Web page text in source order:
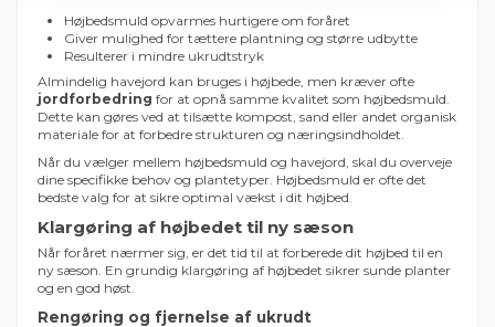
Højbedsmuld opvarmes hurtigere om foråret
Giver mulighed for tættere plantning og større udbytte
Resulterer i mindre ukrudtstryk
Almindelig havejord kan bruges i højbede, men kræver ofte
jordforbedring for at opnå samme kvalitet som højbedsmuld.
Dette kan gøres ved at tilsætte kompost, sand eller andet organisk
materiale for at forbedre strukturen og næringsindholdet.
Når du vælger mellem højbedsmuld og havejord, skal du overveje
dine specifikke behov og plantetyper. Højbedsmuld er ofte det
bedste valg for at sikre optimal vækst i dit højbed.
Klargøring af højbedet til ny sæson
Når foråret nærmer sig, er det tid til at forberede dit højbed til en
ny sæson. En grundig klargøring af højbedet sikrer sunde planter
og en god høst.
Rengøring og fjernelse af ukrudt